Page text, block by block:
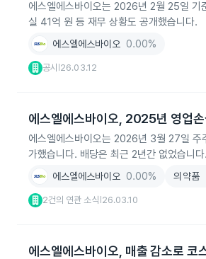
에스엘에스바이오는 2026년 2월 25일 기
실 41억 원 등 재무 상황도 공개했습니다.
에스엘에스바이오 0.00%
공시 26.03.12
에스엘에스바이오, 2025년 영업
에스엘에스바이오는 2026년 3월 27일 주
가했습니다. 배당은 최근 2년간 없었습니다.
에스엘에스바이오 0.00% 의약품
2건의 연관 소식 26.03.10
에스엘에스바이오, 매출 감소로 코